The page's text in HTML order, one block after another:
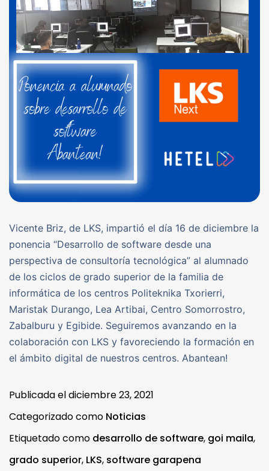
Vicente Briz, de LKS, impartió el día 16 de diciembre la
ponencia “Desarrollo de software desde una
perspectiva de consultoría tecnológica” al alumnado
de los ciclos de grado superior de la familia de
informática de los centros Politeknika Txorierri,
Maristak Durango, Lea Artibai, Centro Somorrostro,
Zabalburu y Egibide. Seguiremos avanzando en la
colaboración con LKS y favoreciendo la formación en
el ámbito digital de nuestros centros. Abantean!
Publicada eldiciembre 23, 2021
Categorizado como Noticias
Etiquetado como desarrollo de software, goi maila,
grado superior, LKS, software garapena